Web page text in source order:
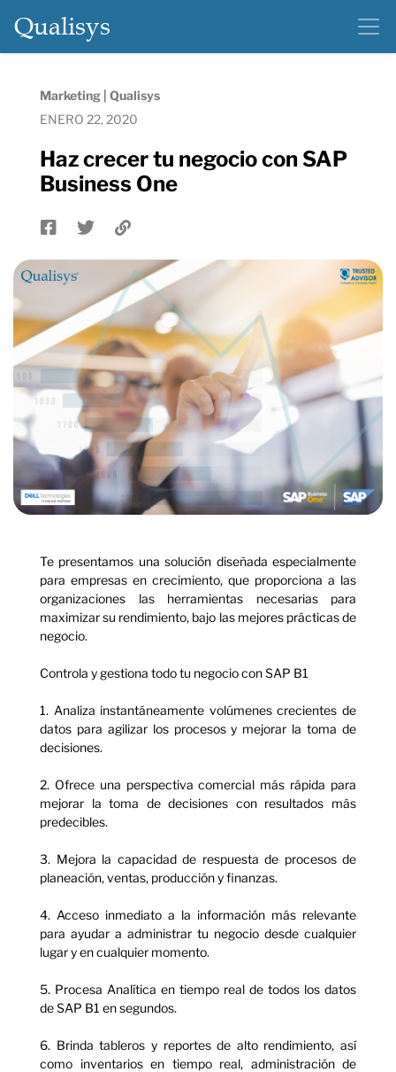
Qualisys
Marketing | Qualisys
ENERO 22, 2020
Haz crecer tu negocio con SAP
Business One
Te presentamos una solución diseñada especialmente
para empresas en crecimiento, que proporciona a las
organizaciones las herramientas necesarias para
maximizar su rendimiento, bajo las mejores prácticas de
negocio.
Controla y gestiona todo tu negocio con SAP B1
1. Analiza instantáneamente volúmenes crecientes de
datos para agilizar los procesos y mejorar la toma de
decisiones.
2. Ofrece una perspectiva comercial más rápida para
mejorar la toma de decisiones con resultados más
predecibles.
3. Mejora la capacidad de respuesta de procesos de
planeación, ventas, producción y finanzas.
4. Acceso inmediato a la información más relevante
para ayudar a administrar tu negocio desde cualquier
lugar y en cualquier momento.
5. Procesa Analítica en tiempo real de todos los datos
de SAP B1 en segundos.
6. Brinda tableros y reportes de alto rendimiento, así
como inventarios en tiempo real, administración de